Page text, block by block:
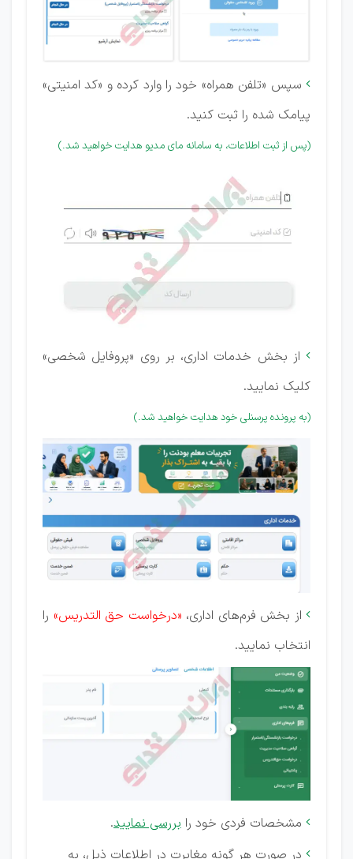
 سپس «تلفن همراه» خود را وارد کرده و «کد امنیتی»
پیامک شده را ثبت کنید.
(پس از ثبت اطلاعات، به سامانه مای مدیو هدایت خواهید شد.)
 از بخش خدمات اداری، بر روی «پروفایل شخصی»
کلیک نمایید.
(به پرونده پرسنلی خود هدایت خواهید شد.)
 از بخش فرم‌های اداری، «درخواست حق التدریس» را
انتخاب نمایید.
 مشخصات فردی خود را بررسی نمایید.
